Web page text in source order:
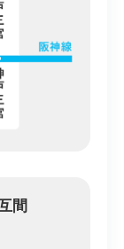
間